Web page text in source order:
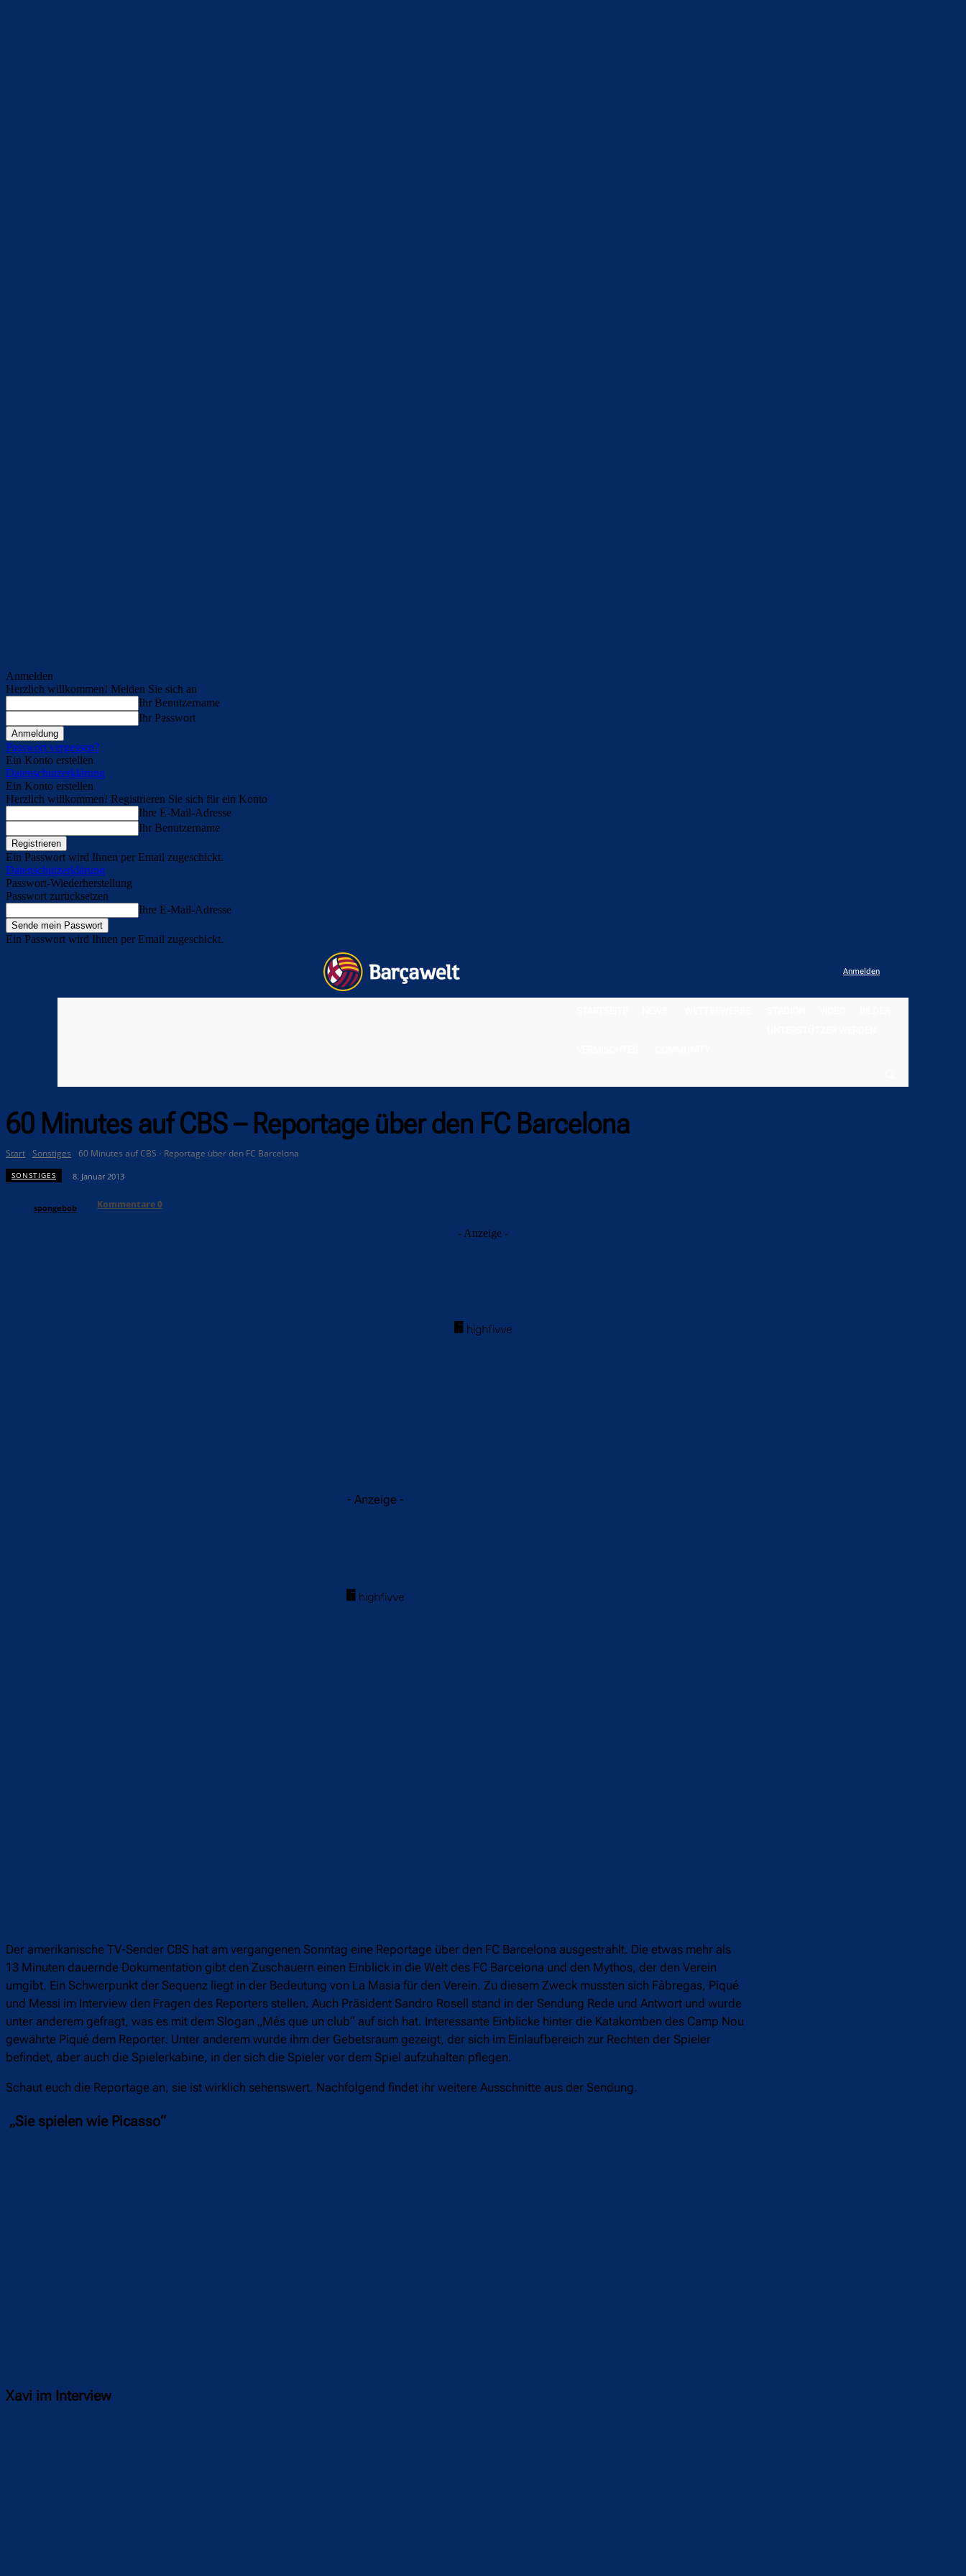
Anmelden
Herzlich willkommen! Melden Sie sich an
Ihr Benutzername
Ihr Passwort
Passwort vergessen?
Ein Konto erstellen
Datenschutzerklärung
Ein Konto erstellen
Herzlich willkommen! Registrieren Sie sich für ein Konto
Ihre E-Mail-Adresse
Ihr Benutzername
Ein Passwort wird Ihnen per Email zugeschickt.
Datenschutzerklärung
Passwort-Wiederherstellung
Passwort zurücksetzen
Ihre E-Mail-Adresse
Ein Passwort wird Ihnen per Email zugeschickt.
Anmelden
60 Minutes auf CBS – Reportage über den FC Barcelona
Start Sonstiges 60 Minutes auf CBS - Reportage über den FC Barcelona
SONSTIGES 8. Januar 2013
spongebob Kommentare0
- Anzeige -
- Anzeige -
Der amerikanische TV-Sender CBS hat am vergangenen Sonntag eine Reportage über den FC Barcelona ausgestrahlt. Die etwas mehr als
13 Minuten dauernde Dokumentation gibt den Zuschauern einen Einblick in die Welt des FC Barcelona und den Mythos, der den Verein
umgibt. Ein Schwerpunkt der Sequenz liegt in der Bedeutung von La Masia für den Verein. Zu diesem Zweck mussten sich Fàbregas, Piqué
und Messi im Interview den Fragen des Reporters stellen. Auch Präsident Sandro Rosell stand in der Sendung Rede und Antwort und wurde
unter anderem gefragt, was es mit dem Slogan „Més que un club“ auf sich hat. Interessante Einblicke hinter die Katakomben des Camp Nou
gewährte Piqué dem Reporter. Unter anderem wurde ihm der Gebetsraum gezeigt, der sich im Einlaufbereich zur Rechten der Spieler
befindet, aber auch die Spielerkabine, in der sich die Spieler vor dem Spiel aufzuhalten pflegen.
Schaut euch die Reportage an, sie ist wirklich sehenswert. Nachfolgend findet ihr weitere Ausschnitte aus der Sendung.
„Sie spielen wie Picasso“
Xavi im Interview